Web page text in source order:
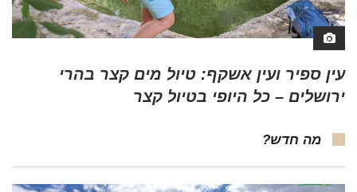
עין ספיר ועין אשקף: טיול מים קצר בהרי
ירושלים – כל היופי בטיול קצר
מה חדש?